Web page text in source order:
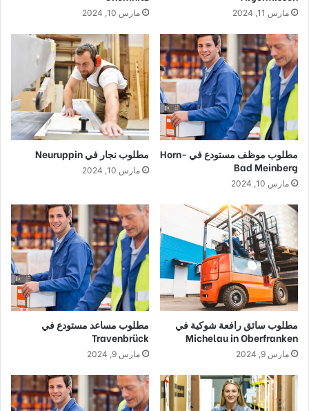
مارس 11, 2024 مارس 10, 2024
مطلوب موظف مستودع في Horn-
Bad Meinberg
مارس 10, 2024
مطلوب نجار في Neuruppin
مارس 10, 2024
مطلوب سائق رافعة شوكية في
Michelau in Oberfranken
مارس 9, 2024
مطلوب مساعد مستودع في
Travenbrück
مارس 9, 2024